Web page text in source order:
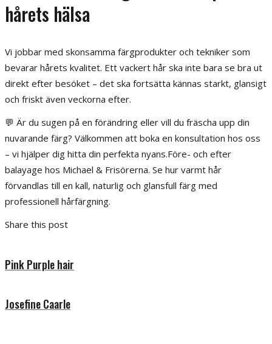
hårets hälsa
Vi jobbar med skonsamma färgprodukter och tekniker som
bevarar hårets kvalitet. Ett vackert hår ska inte bara se bra ut
direkt efter besöket – det ska fortsätta kännas starkt, glansigt
och friskt även veckorna efter.
💬 Är du sugen på en förändring eller vill du fräscha upp din
nuvarande färg? Välkommen att boka en konsultation hos oss
– vi hjälper dig hitta din perfekta nyans.Före- och efter
balayage hos Michael & Frisörerna. Se hur varmt hår
förvandlas till en kall, naturlig och glansfull färg med
professionell hårfärgning.
Share this post
Pink Purple hair
Josefine Caarle